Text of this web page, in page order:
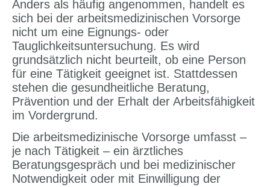
Anders als häufig angenommen, handelt es
sich bei der arbeitsmedizinischen Vorsorge
nicht um eine Eignungs- oder
Tauglichkeitsuntersuchung. Es wird
grundsätzlich nicht beurteilt, ob eine Person
für eine Tätigkeit geeignet ist. Stattdessen
stehen die gesundheitliche Beratung,
Prävention und der Erhalt der Arbeitsfähigkeit
im Vordergrund.
Die arbeitsmedizinische Vorsorge umfasst –
je nach Tätigkeit – ein ärztliches
Beratungsgespräch und bei medizinischer
Notwendigkeit oder mit Einwilligung der